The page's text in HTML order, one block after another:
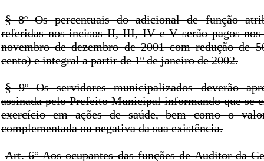
§ 8º Os percentuais do adicional de função
referidas nos incisos II, III, IV e V serão pagos nos
novembro de dezembro de 2001 com redução de
cento) e integral a partir de 1º de janeiro de 2002.
§ 9º Os servidores municipalizados deverão
assinada pelo Prefeito Municipal informando que se
exercício em ações de saúde, bem como o
complementada ou negativa da sua existência.
Art. 6° Aos ocupantes das funções de Auditor da